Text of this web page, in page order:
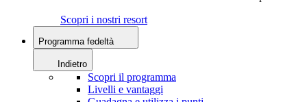
Scopri i nostri resort
Programma fedeltà
Indietro
Scopri il programma
Livelli e vantaggi